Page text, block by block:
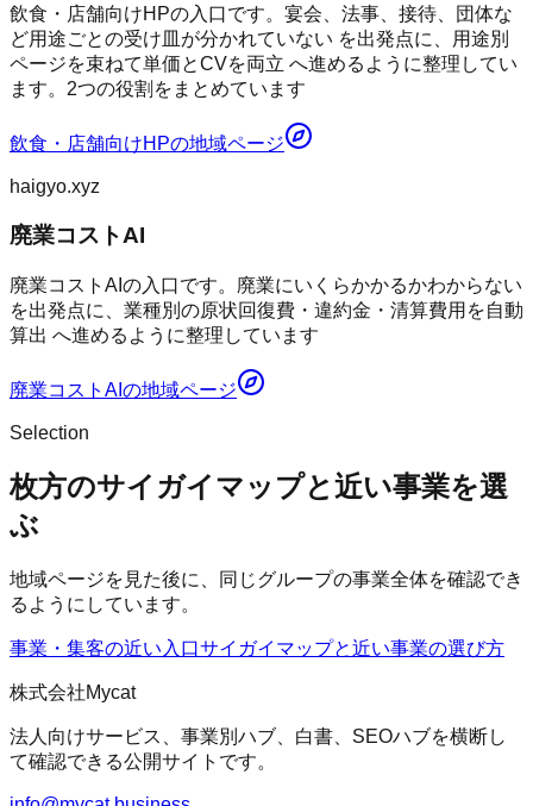
飲食・店舗向けHPの入口です。宴会、法事、接待、団体な
ど用途ごとの受け皿が分かれていない を出発点に、用途別
ページを束ねて単価とCVを両立 へ進めるように整理してい
ます。2つの役割をまとめています
飲食・店舗向けHPの地域ページ
haigyo.xyz
廃業コストAI
廃業コストAIの入口です。廃業にいくらかかるかわからない
を出発点に、業種別の原状回復費・違約金・清算費用を自動
算出 へ進めるように整理しています
廃業コストAI の地域ページ
Selection
枚方のサイガイマップと近い事業を選
ぶ
地域ページを見た後に、同じグループの事業全体を確認でき
るようにしています。
事業・集客の近い入口サイガイマップと近い事業の選び方
株式会社Mycat
法人向けサービス、事業別ハブ、白書、SEOハブを横断し
て確認できる公開サイトです。